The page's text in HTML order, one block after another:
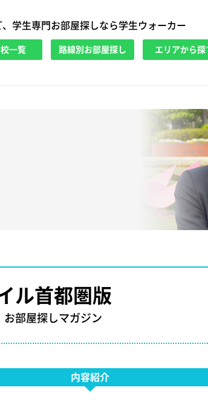
学生専門お部屋探しなら学生ウォーカー
一覧 路線別お部屋探し エリアから探
ル首都圏版
お部屋探しマガジン
内容紹介